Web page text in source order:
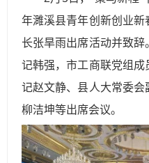
年濉溪县青年创新创业
长张旱雨出席活动并致
记韩强，市工商联党组
记赵文静、县人大常委
柳洁坤等出席会议。